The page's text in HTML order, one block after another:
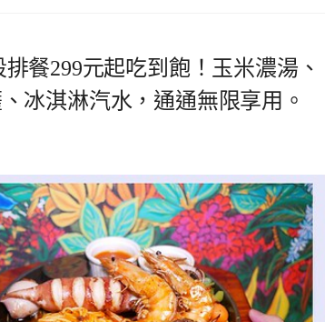
餐299元起吃到飽！玉米濃湯、
冰淇淋汽水，通通無限享用。